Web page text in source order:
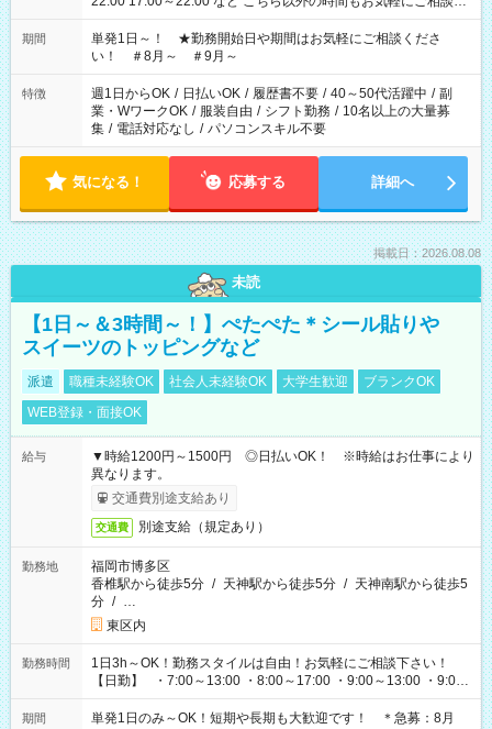
ださい！
期間
単発1日～！ ★勤務開始日や期間はお気軽にご相談くださ
い！ ＃8月～ ＃9月～
特徴 週1日からOK / 日払いOK / 履歴書不要 / 40～50代活躍中 / 副
業・WワークOK / 服装自由 / シフト勤務 / 10名以上の大量募
集 / 電話対応なし / パソコンスキル不要
気になる！ 応募する 詳細へ
掲載日：2026.08.08
未読
【1日～＆3時間～！】ぺたぺた＊シール貼りや
スイーツのトッピングなど
派遣 職種未経験OK 社会人未経験OK 大学生歓迎
ブランクOK
WEB登録・面接OK
給与
▼時給1200円～1500円 ◎日払いOK！ ※時給はお仕事により
異なります。
交通費別途支給あり
交通費 別途支給（規定あり）
勤務地
福岡市博多区
香椎駅から徒歩5分 / 天神駅から徒歩5分 / 天神南駅から徒歩5
分 / …
東区内
勤務時間
1日3h～OK！勤務スタイルは自由！お気軽にご相談下さい！
【日勤】 ・7:00～13:00 ・8:00～17:00 ・9:00～13:00 ・9:00
～18:00 ・10:00～19:00 ・13:00～18:00 ・15:00～20:00 ・
16:00～19:00 【夜勤】 ・17:00～21:00 ・18:00～23:00 ・
期間
単発1日のみ～OK！短期や長期も大歓迎です！ ＊急募：8月